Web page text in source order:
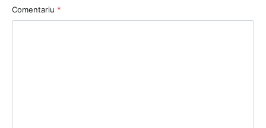
Comentariu *